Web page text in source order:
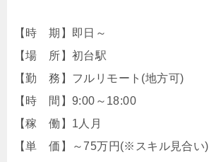
【時 期】即日～
【場 所】初台駅
【勤 務】フルリモート(地方可)
【時 間】9:00～18:00
【稼 働】1人月
【単 価】～75万円(※スキル見合い)